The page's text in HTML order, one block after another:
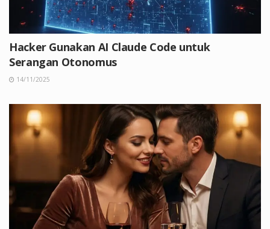
Hacker Gunakan AI Claude Code untuk
Serangan Otonomus
14/11/2025